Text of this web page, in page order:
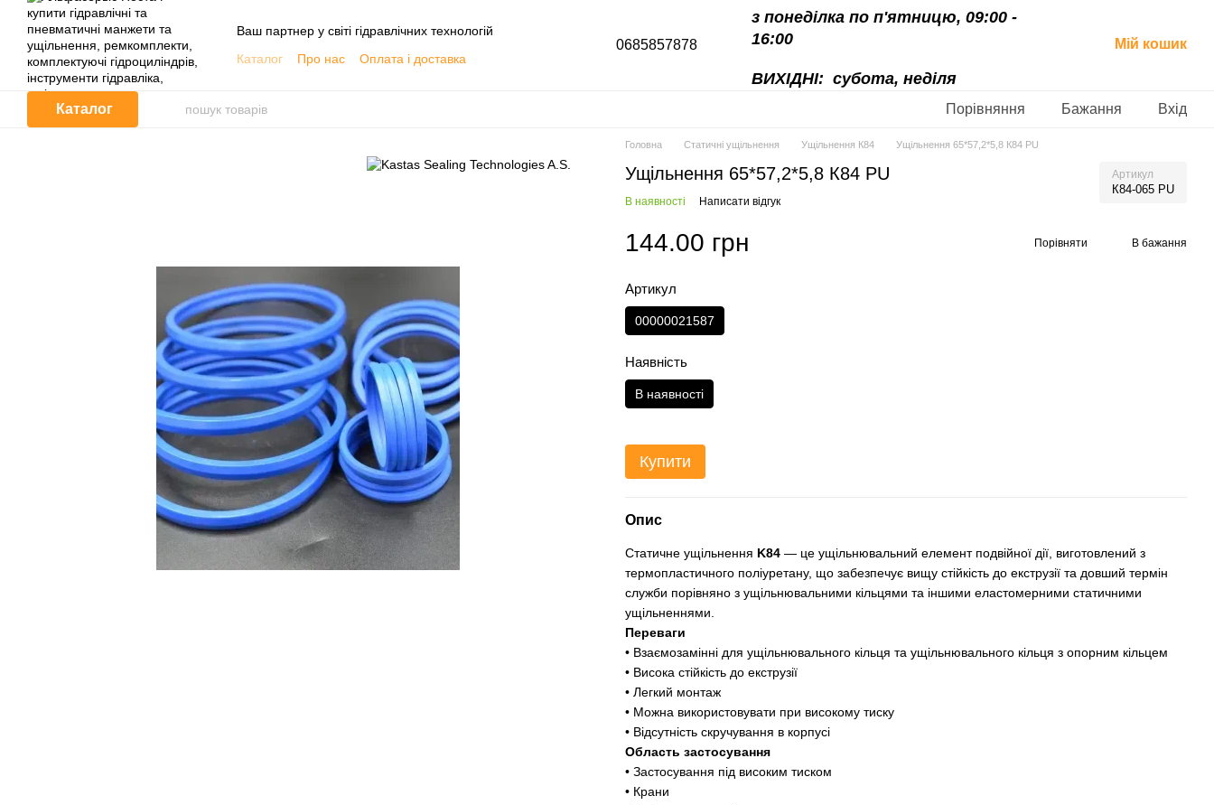
Перейти до основного контенту
Ваш партнер у світі гідравлічних технологій
Каталог
Про нас
Оплата і доставка
Корисна інформація, Каталоги
Відгуки про магазин
0685857878
з понеділка по п'ятницю, 09:00 -
16:00
ВИХІДНІ: субота, неділя
Мій кошик
Каталог Порівняння Бажання Вхід
Головна Статичні ущільнення Ущільнення К84 Ущільнення 65*57,2*5,8 К84 PU
Ущільнення 65*57,2*5,8 К84 PU Артикул
К84-065 PU
В наявності Написати відгук
144.00 грн Порівняти В бажання
Артикул
00000021587
Наявність
В наявності
Купити
Опис
Статичне ущільнення K84 — це ущільнювальний елемент подвійної дії, виготовлений з
термопластичного поліуретану, що забезпечує вищу стійкість до екструзії та довший термін
служби порівняно з ущільнювальними кільцями та іншими еластомерними статичними
ущільненнями.
Переваги
• Взаємозамінні для ущільнювального кільця та ущільнювального кільця з опорним кільцем
• Висока стійкість до екструзії
• Легкий монтаж
• Можна використовувати при високому тиску
• Відсутність скручування в корпусі
Область застосування
• Застосування під високим тиском
• Крани